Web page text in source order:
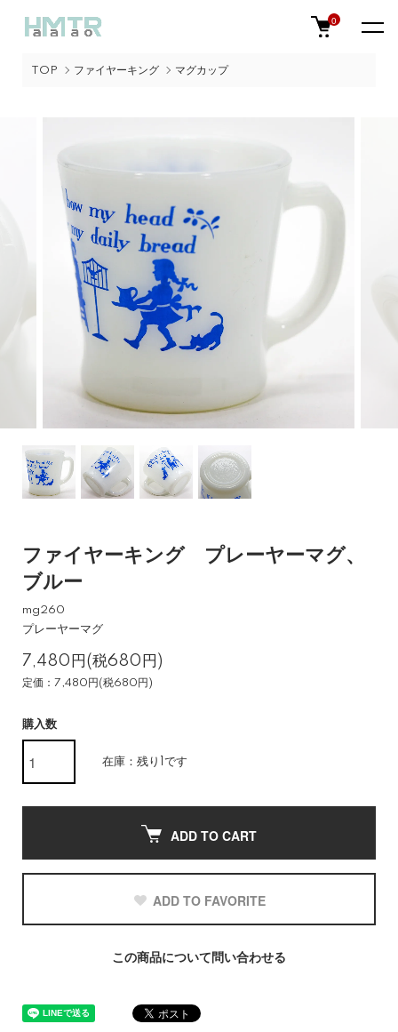
0
TOP ファイヤーキング マグカップ
ファイヤーキング プレーヤーマグ、
ブルー
mg260
プレーヤーマグ
7,480円(税680円)
定価：7,480円(税680円)
購入数
在庫：残り1です
ADD TO CART
ADD TO FAVORITE
この商品について問い合わせる